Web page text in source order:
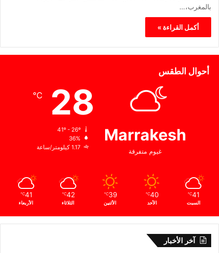
بالمغرب،…
أكمل القراءة »
أحوال الطقس
Marrakesh
غيوم متفرقة
28
℃
36%
1.17 كيلومتر/ساعة
41
℃
السبت
40
℃
الأحد
39
℃
الأثنين
42
℃
الثلاثاء
41
℃
الأربعاء
آخر الأخبار